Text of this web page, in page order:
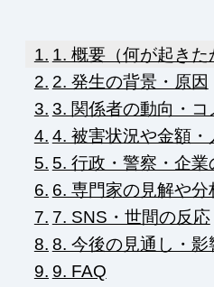
1. 概要（何が起きた
2. 発生の背景・原因
3. 関係者の動向・コ
4. 被害状況や金額・
5. 行政・警察・企業
6. 専門家の見解や分
7. SNS・世間の反応
8. 今後の見通し・影
9. FAQ